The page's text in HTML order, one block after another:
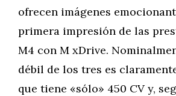
ofrecen imágenes
primera impresión de las
M4 con M xDrive.
débil de los tres es
que tiene «sólo» 450 CV y,